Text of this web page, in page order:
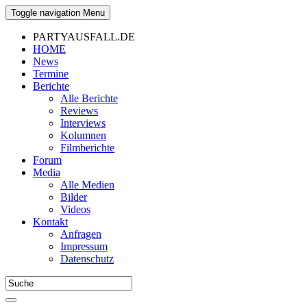
Toggle navigation Menu
PARTYAUSFALL.DE
HOME
News
Termine
Berichte
Alle Berichte
Reviews
Interviews
Kolumnen
Filmberichte
Forum
Media
Alle Medien
Bilder
Videos
Kontakt
Anfragen
Impressum
Datenschutz